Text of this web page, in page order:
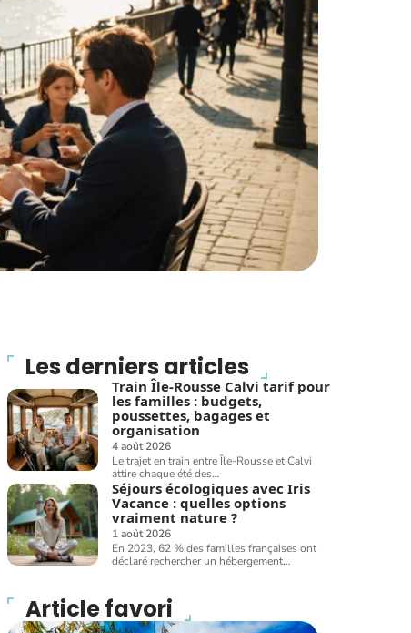
Les derniers articles
Train Île-Rousse Calvi tarif pour
les familles : budgets,
poussettes, bagages et
organisation
4 août 2026
Le trajet en train entre Île-Rousse et Calvi
attire chaque été des…
Séjours écologiques avec Iris
Vacance : quelles options
vraiment nature ?
1 août 2026
En 2023, 62 % des familles françaises ont
déclaré rechercher un hébergement…
Article favori